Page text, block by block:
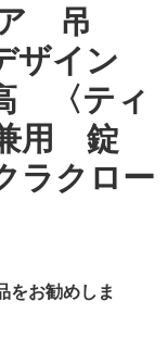
吊
ザイン
〈ティ
用 錠
クロー
をお勧めしま